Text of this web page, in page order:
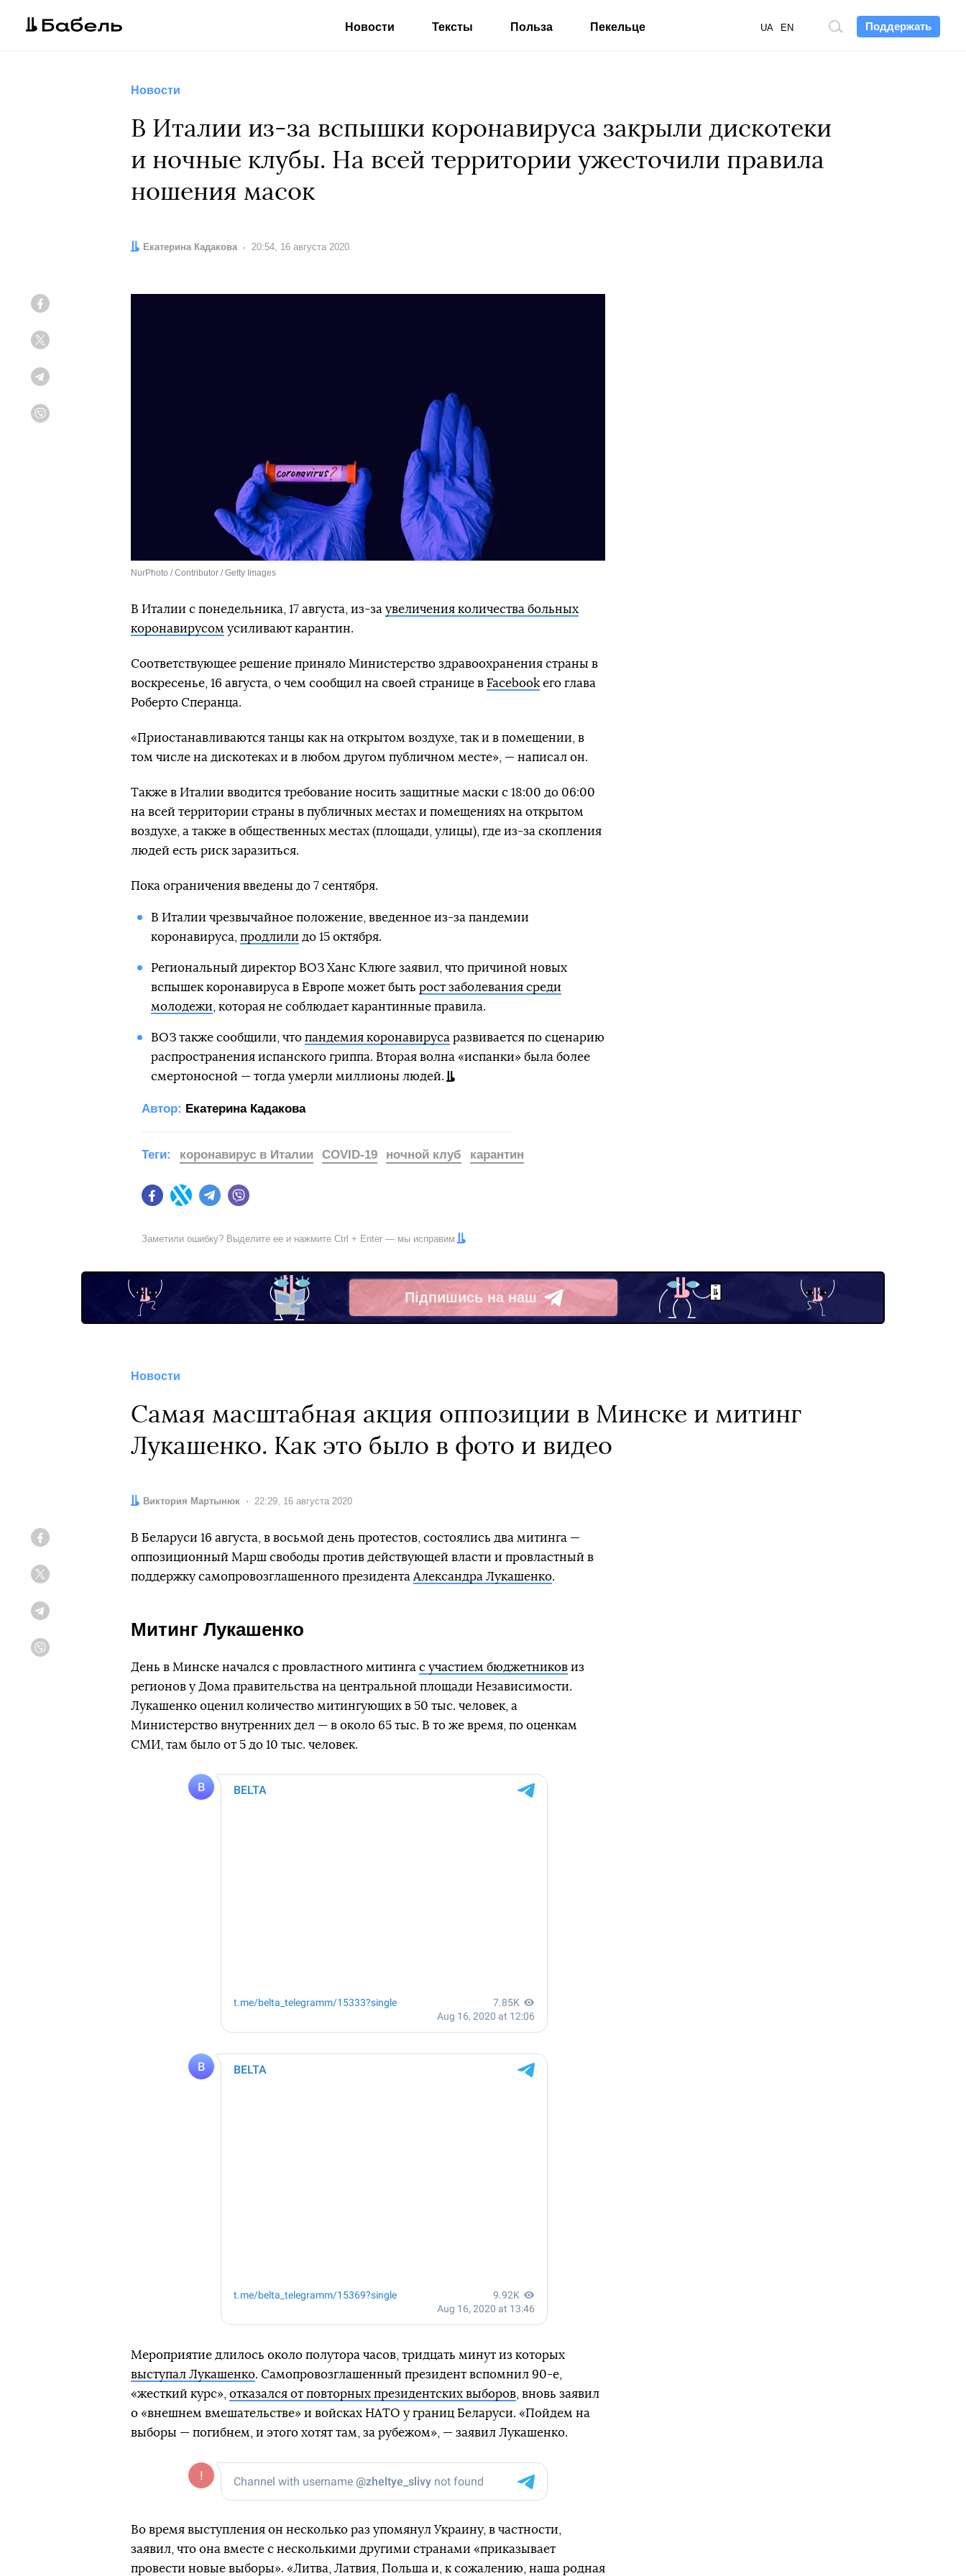
Поддержать
Поиск
UA EN
Новости Тексты Польза Пекельце
Новости
В Италии из-за вспышки коронавируса закрыли дискотеки
и ночные клубы. На всей территории ужесточили правила
ношения масок
Автор:
Екатерина Кадакова Дата:
20:54, 16 августа 2020
NurPhoto / Contributor / Getty Images
В Италии с понедельника, 17 августа, из-за увеличения количества больных
коронавирусом усиливают карантин.
Соответствующее решение приняло Министерство здравоохранения страны в
воскресенье, 16 августа, о чем сообщил на своей странице в Facebook его глава
Роберто Сперанца.
«Приостанавливаются танцы как на открытом воздухе, так и в помещении, в
том числе на дискотеках и в любом другом публичном месте», — написал он.
Также в Италии вводится требование носить защитные маски с 18:00 до 06:00
на всей территории страны в публичных местах и помещениях на открытом
воздухе, а также в общественных местах (площади, улицы), где из-за скопления
людей есть риск заразиться.
Пока ограничения введены до 7 сентября.
В Италии чрезвычайное положение, введенное из-за пандемии
коронавируса, продлили до 15 октября.
Региональный директор ВОЗ Ханс Клюге заявил, что причиной новых
вспышек коронавируса в Европе может быть рост заболевания среди
молодежи , которая не соблюдает карантинные правила.
ВОЗ также сообщили, что пандемия коронавируса развивается по сценарию
распространения испанского гриппа. Вторая волна «испанки» была более
смертоносной — тогда умерли миллионы людей.
Автор: Екатерина Кадакова
FacebookTwitter Telegram
Теги: коронавирус в Италии COVID-19 ночной клуб карантин
Заметили ошибку? Выделите ее и нажмите Ctrl + Enter — мы исправим
Підпишись на наш
Telegram
Новости
Самая масштабная акция оппозиции в Минске и митинг
Лукашенко. Как это было в фото и видео
Автор:
Виктория Мартынюк Дата:
22:29, 16 августа 2020
В Беларуси 16 августа, в восьмой день протестов, состоялись два митинга —
оппозиционный Марш свободы против действующей власти и провластный в
поддержку самопровозглашенного президента Александра Лукашенко.
Митинг Лукашенко
День в Минске начался с провластного митинга с участием бюджетников из
регионов у Дома правительства на центральной площади Независимости.
Лукашенко оценил количество митингующих в 50 тыс. человек, а
Министерство внутренних дел — в около 65 тыс. В то же время, по оценкам
СМИ, там было от 5 до 10 тыс. человек.
Мероприятие длилось около полутора часов, тридцать минут из которых
выступал Лукашенко. Самопровозглашенный президент вспомнил 90-е,
«жесткий курс», отказался от повторных президентских выборов , вновь заявил
о «внешнем вмешательстве» и войсках НАТО у границ Беларуси. «Пойдем на
выборы — погибнем, и этого хотят там, за рубежом», — заявил Лукашенко.
Во время выступления он несколько раз упомянул Украину, в частности,
заявил, что она вместе с несколькими другими странами «приказывает
провести новые выборы». «Литва, Латвия, Польша и, к сожалению, наша родная